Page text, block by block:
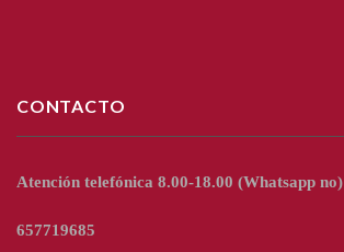
CONTACTO
Atención telefónica 8.00-18.00 (Whatsapp no)
657719685